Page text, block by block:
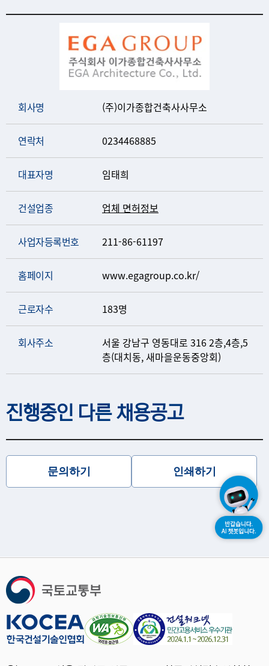
회사명 (주)이가종합건축사사무소
연락처 0234468885
대표자명 임태희
건설업종 업체 면허정보
사업자등록번호 211-86-61197
홈페이지 www.egagroup.co.kr/
근로자수 183명
회사주소
서울 강남구 영동대로 316 2층,4층,5
층(대치동, 새마을운동중앙회)
진행중인 다른 채용공고
문의하기 인쇄하기